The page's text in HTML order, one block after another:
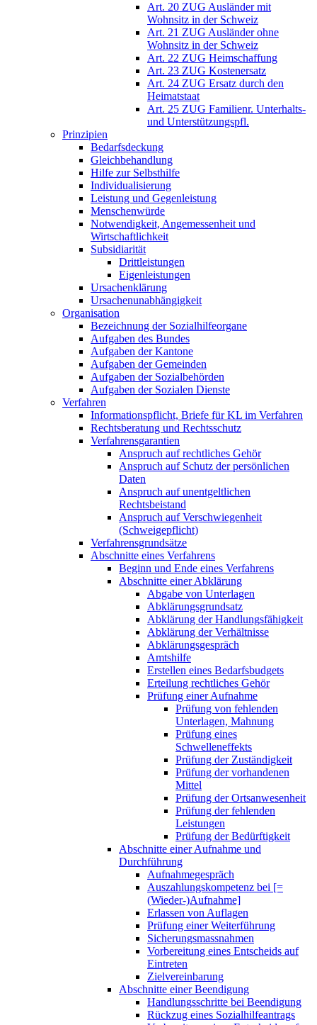
Art. 20 ZUG Ausländer mit
Wohnsitz in der Schweiz
Art. 21 ZUG Ausländer ohne
Wohnsitz in der Schweiz
Art. 22 ZUG Heimschaffung
Art. 23 ZUG Kostenersatz
Art. 24 ZUG Ersatz durch den
Heimatstaat
Art. 25 ZUG Familienr. Unterhalts-
und Unterstützungspfl.
Prinzipien
Bedarfsdeckung
Gleichbehandlung
Hilfe zur Selbsthilfe
Individualisierung
Leistung und Gegenleistung
Menschenwürde
Notwendigkeit, Angemessenheit und
Wirtschaftlichkeit
Subsidiarität
Drittleistungen
Eigenleistungen
Ursachenklärung
Ursachenunabhängigkeit
Organisation
Bezeichnung der Sozialhilfeorgane
Aufgaben des Bundes
Aufgaben der Kantone
Aufgaben der Gemeinden
Aufgaben der Sozialbehörden
Aufgaben der Sozialen Dienste
Verfahren
Informationspflicht, Briefe für KL im Verfahren
Rechtsberatung und Rechtsschutz
Verfahrensgarantien
Anspruch auf rechtliches Gehör
Anspruch auf Schutz der persönlichen
Daten
Anspruch auf unentgeltlichen
Rechtsbeistand
Anspruch auf Verschwiegenheit
(Schweigepflicht)
Verfahrensgrundsätze
Abschnitte eines Verfahrens
Beginn und Ende eines Verfahrens
Abschnitte einer Abklärung
Abgabe von Unterlagen
Abklärungsgrundsatz
Abklärung der Handlungsfähigkeit
Abklärung der Verhältnisse
Abklärungsgespräch
Amtshilfe
Erstellen eines Bedarfsbudgets
Erteilung rechtliches Gehör
Prüfung einer Aufnahme
Prüfung von fehlenden
Unterlagen, Mahnung
Prüfung eines
Schwelleneffekts
Prüfung der Zuständigkeit
Prüfung der vorhandenen
Mittel
Prüfung der Ortsanwesenheit
Prüfung der fehlenden
Leistungen
Prüfung der Bedürftigkeit
Abschnitte einer Aufnahme und
Durchführung
Aufnahmegespräch
Auszahlungskompetenz bei [=
(Wieder-)Aufnahme]
Erlassen von Auflagen
Prüfung einer Weiterführung
Sicherungsmassnahmen
Vorbereitung eines Entscheids auf
Eintreten
Zielvereinbarung
Abschnitte einer Beendigung
Handlungsschritte bei Beendigung
Rückzug eines Sozialhilfeantrags